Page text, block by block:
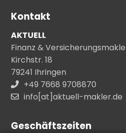
Kontakt
AKTUELL
Finanz &
Kirchstr. 18
79241 Ihringen
+49 7668 9708870
info[at]aktuell-makler.de
Geschäftszeiten